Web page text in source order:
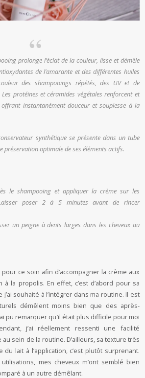
prolonge l’éclat de la couleur, lisse et démêle
de l’amarante et des différentes huiles
des shampooings répétés, des UV et de
protéines et céramides végétales renforcent et
instantanément douceur et souplesse à la
synthétique se présente dans un tube
préservation optimale de ses éléments actifs.
le shampooing et appliquer la crème sur les
poser 2 à 5 minutes avant de rincer
un peigne à dents larges dans les cheveux au
pour ce soin afin d’accompagner la crème aux
la propolis. En effet, c’est d’abord pour sa
souhaité à l’intégrer dans ma routine. Il est
démêlent moins bien que des après-
pu remarquer qu’il était plus difficile pour moi
j’ai réellement ressenti une facilité
sein de la routine. D’ailleurs, sa texture très
du lait à l’application, c’est plutôt surprenant.
mes cheveux m’ont semblé bien
à un autre démêlant.